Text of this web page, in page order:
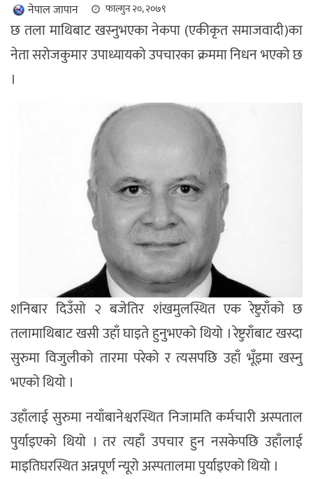
नेपाल जापान फाल्गुन २०, २०७९
छ तला माथिबाट खस्नुभएका नेकपा (एकीकृत समाजवादी)का
नेता सरोजकुमार उपाध्यायको उपचारका क्रममा निधन भएको छ
।
शनिबार दिउँसो २ बजेतिर शंखमुलस्थित एक रेष्टुराँको छ
तलामाथिबाट खसी उहाँ घाइते हुनुभएको थियो । रेष्टुराँबाट खस्दा
सुरुमा विजुलीको तारमा परेको र त्यसपछि उहाँ भूँइमा खस्नु
भएको थियो ।
उहाँलाई सुरुमा नयाँबानेश्वरस्थित निजामति कर्मचारी अस्पताल
पुर्याइएको थियो । तर त्यहाँ उपचार हुन नसकेपछि उहाँलाई
माइतिघरस्थित अन्नपूर्ण न्यूरो अस्पतालमा पुर्याइएको थियो ।